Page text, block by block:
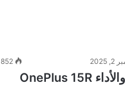
852
وحش البطارية والأداء OnePlus 15R